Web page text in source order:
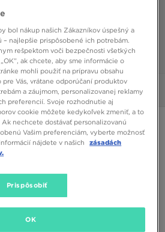
360°
bol nákup našich Zákazníkov úspešný a
najlepšie prispôsobené ich potrebám.
rešpektom voči bezpečnosti všetkých
ak chcete, aby sme informácie o
mohli použiť na prípravu obsahu
Vás, vrátane odporúčaní produktov
a záujmom, personalizovanej reklamy
preferencií. Svoje rozhodnutie aj
cookie môžete kedykoľvek zmeniť, a to
Ak nechcete dostávať personalizovanú
Vašim preferenciám, vyberte možnosť
nájdete v našich
zásadách
Prispôsobiť
OK